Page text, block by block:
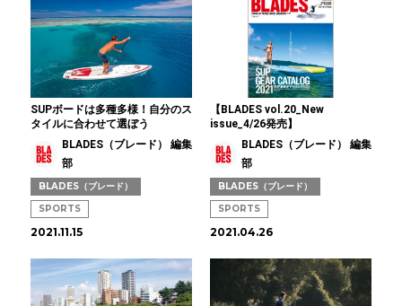
SUPボードは多種多様！自分のス
タイルに合わせて選ぼう
BLADES（ブレード） 編集
部
BLADES（ブレード）
SPORTS
2021.11.15
【BLADES vol.20_New
issue_4/26発売】
BLADES（ブレード） 編集
部
BLADES（ブレード）
SPORTS
2021.04.26